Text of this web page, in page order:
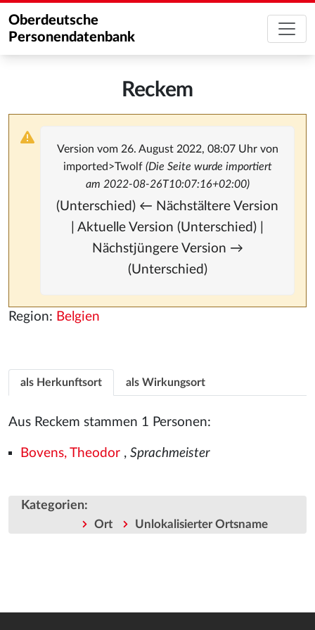
Oberdeutsche
Personendatenbank
Reckem
Version vom 26. August 2022, 08:07 Uhr von
imported>Twolf (Die Seite wurde importiert
am 2022-08-26T10:07:16+02:00)
(Unterschied) ← Nächstältere Version
| Aktuelle Version (Unterschied) |
Nächstjüngere Version →
(Unterschied)
Region: Belgien
als Herkunftsort als Wirkungsort
Aus Reckem stammen 1 Personen:
Bovens, Theodor, Sprachmeister
Kategorien:
Ort Unlokalisierter Ortsname